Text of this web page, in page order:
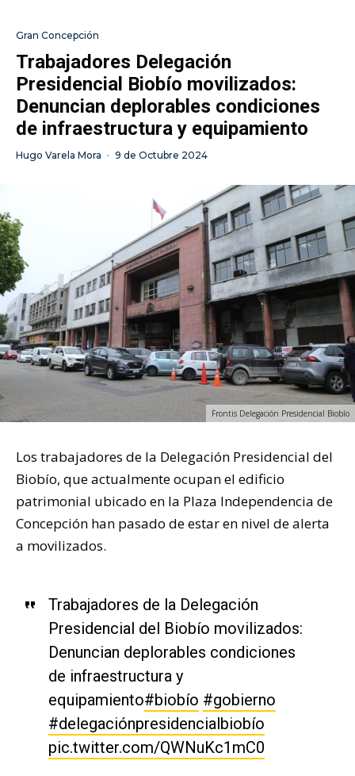
Gran Concepción
Trabajadores Delegación
Presidencial Biobío movilizados:
Denuncian deplorables condiciones
de infraestructura y equipamiento
Hugo Varela Mora · 9 de Octubre 2024
Frontis Delegación Presidencial Biobío
Los trabajadores de la Delegación Presidencial del
Biobío, que actualmente ocupan el edificio
patrimonial ubicado en la Plaza Independencia de
Concepción han pasado de estar en nivel de alerta
a movilizados.
Trabajadores de la Delegación
Presidencial del Biobío movilizados:
Denuncian deplorables condiciones
de infraestructura y
equipamiento#biobío #gobierno
#delegaciónpresidencialbiobío
pic.twitter.com/QWNuKc1mC0